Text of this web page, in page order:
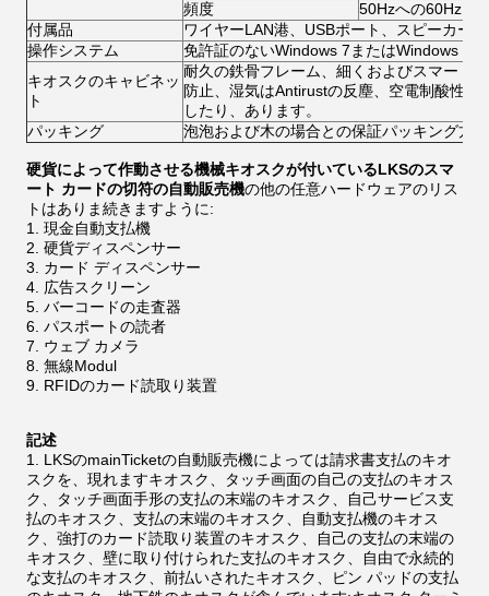
頻度
50Hzへの60Hz
付属品
ワイヤーLAN港、USBポート、スピーカー
操作システム
免許証のないWindows 7またはWindows XP
キオスクのキャビネッ
ト
耐久の鉄骨フレーム、細くおよびスマート
防止、湿気はAntirustの反塵、空電制酸性
したり、あります。
パッキング
泡泡および木の場合との保証パッキング方法
硬貨によって作動させる機械キオスクが付いているLKSのスマ
ート カードの切符の自動販売機の他の任意ハードウェアのリス
トはありま続きますように:
現金自動支払機
硬貨ディスペンサー
カード ディスペンサー
広告スクリーン
バーコードの走査器
パスポートの読者
ウェブ カメラ
無線Modul
RFIDのカード読取り装置
記述
LKSのmainTicketの自動販売機によっては請求書支払のキオ
スクを、現れますキオスク、タッチ画面の自己の支払のキオス
ク、タッチ画面手形の支払の末端のキオスク、自己サービス支
払のキオスク、支払の末端のキオスク、自動支払機のキオス
ク、強打のカード読取り装置のキオスク、自己の支払の末端の
キオスク、壁に取り付けられた支払のキオスク、自由で永続的
な支払のキオスク、前払いされたキオスク、ピン パッドの支払